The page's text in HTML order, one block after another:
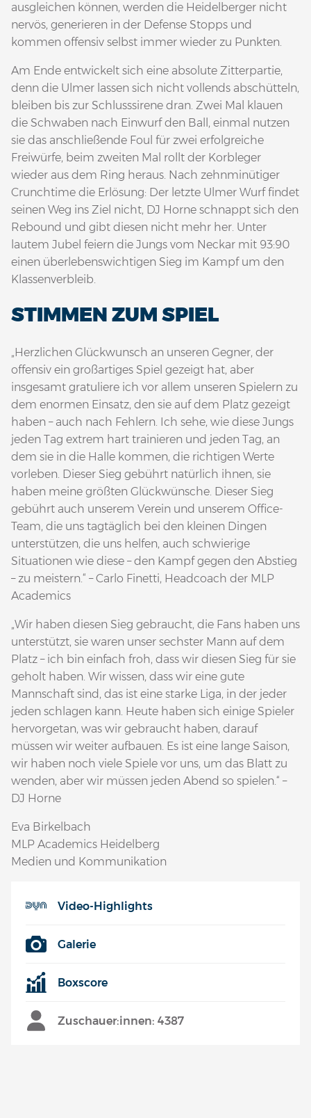
ausgleichen können, werden die Heidelberger nicht
nervös, generieren in der Defense Stopps und
kommen offensiv selbst immer wieder zu Punkten.
Am Ende entwickelt sich eine absolute Zitterpartie,
denn die Ulmer lassen sich nicht vollends abschütteln,
bleiben bis zur Schlusssirene dran. Zwei Mal klauen
die Schwaben nach Einwurf den Ball, einmal nutzen
sie das anschließende Foul für zwei erfolgreiche
Freiwürfe, beim zweiten Mal rollt der Korbleger
wieder aus dem Ring heraus. Nach zehnminütiger
Crunchtime die Erlösung: Der letzte Ulmer Wurf findet
seinen Weg ins Ziel nicht, DJ Horne schnappt sich den
Rebound und gibt diesen nicht mehr her. Unter
lautem Jubel feiern die Jungs vom Neckar mit 93:90
einen überlebenswichtigen Sieg im Kampf um den
Klassenverbleib.
STIMMEN ZUM SPIEL
„Herzlichen Glückwunsch an unseren Gegner, der
offensiv ein großartiges Spiel gezeigt hat, aber
insgesamt gratuliere ich vor allem unseren Spielern zu
dem enormen Einsatz, den sie auf dem Platz gezeigt
haben – auch nach Fehlern. Ich sehe, wie diese Jungs
jeden Tag extrem hart trainieren und jeden Tag, an
dem sie in die Halle kommen, die richtigen Werte
vorleben. Dieser Sieg gebührt natürlich ihnen, sie
haben meine größten Glückwünsche. Dieser Sieg
gebührt auch unserem Verein und unserem Office-
Team, die uns tagtäglich bei den kleinen Dingen
unterstützen, die uns helfen, auch schwierige
Situationen wie diese – den Kampf gegen den Abstieg
– zu meistern.“ – Carlo Finetti, Headcoach der MLP
Academics
„Wir haben diesen Sieg gebraucht, die Fans haben uns
unterstützt, sie waren unser sechster Mann auf dem
Platz – ich bin einfach froh, dass wir diesen Sieg für sie
geholt haben. Wir wissen, dass wir eine gute
Mannschaft sind, das ist eine starke Liga, in der jeder
jeden schlagen kann. Heute haben sich einige Spieler
hervorgetan, was wir gebraucht haben, darauf
müssen wir weiter aufbauen. Es ist eine lange Saison,
wir haben noch viele Spiele vor uns, um das Blatt zu
wenden, aber wir müssen jeden Abend so spielen.“ –
DJ Horne
Eva Birkelbach
MLP Academics Heidelberg
Medien und Kommunikation
Video-Highlights
Galerie
Boxscore
Zuschauer:innen: 4387